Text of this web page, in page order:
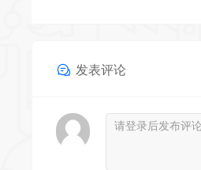
发表评论